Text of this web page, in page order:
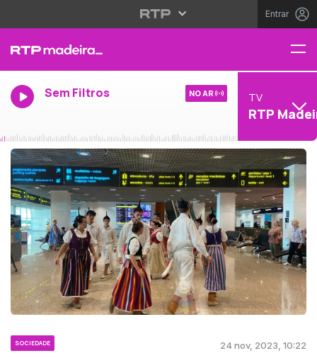
Entrar
Sem Filtros NO AR TV
RTP
SOCIEDADE 24 nov, 2023, 10:22